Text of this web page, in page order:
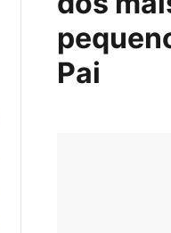
Pai